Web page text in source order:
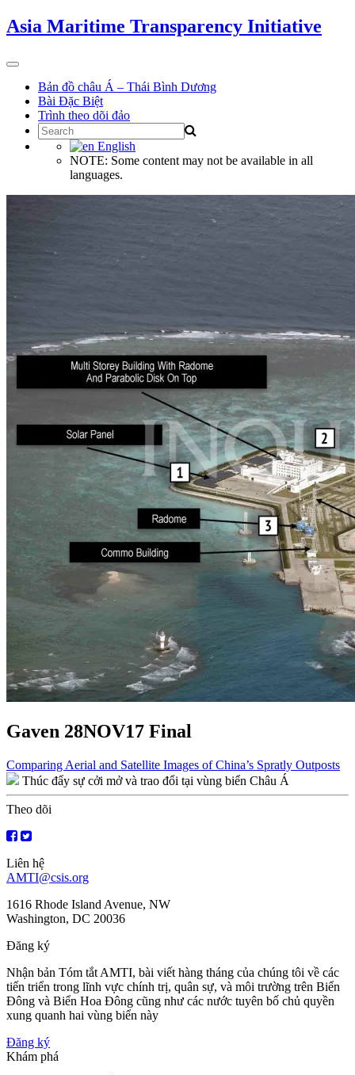
Skip
to
Asia Maritime Transparency Initiative
Toggle
navigationBản đồ châu Á – Thái Bình Dương
Bài Đặc Biệt
Trình theo dõi đảo
Search
for:
English
NOTE: Some content may not be available in all
languages.
Gaven 28NOV17 Final
Điều
hướng
bài
viết
Comparing Aerial and Satellite Images of China’s Spratly Outposts
Thúc đẩy sự cởi mở và trao đổi tại vùng biển Châu Á
Theo dõi
Liên hệ
AMTI@csis.org
1616 Rhode Island Avenue, NW
Washington, DC 20036
Đăng ký
Nhận bản Tóm tắt AMTI, bài viết hàng tháng của chúng tôi về các
tiến triển trong lĩnh vực chính trị, quân sự, và môi trường trên Biển
Đông và Biển Hoa Đông cũng như các nước tuyên bố chủ quyền
xung quanh hai vùng biển này
Đăng ký
Khám phá